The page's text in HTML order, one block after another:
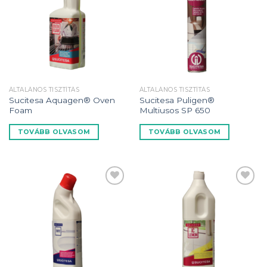
Kedvencekhez
ÁLTALÁNOS TISZTÍTÁS
Sucitesa Aquagen® Oven
Foam
TOVÁBB OLVASOM
ÁLTALÁNOS TISZTÍTÁS
Sucitesa Puligen®
Multiusos SP 650
TOVÁBB OLVASOM
Kedvencekhez Kedvencekhez